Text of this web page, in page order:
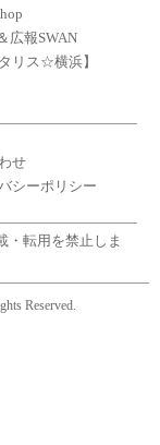
広報SWAN
タリス☆横浜】
せ
シーポリシー
・転用を禁止しま
Reserved.